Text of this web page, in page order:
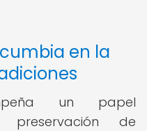
en la
un papel
de